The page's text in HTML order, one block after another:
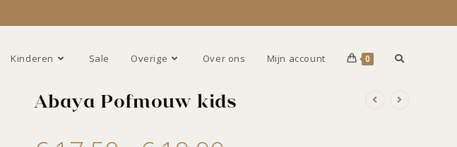
Kinderen Sale Overige Over ons Mijn account 0
Abaya Pofmouw kids